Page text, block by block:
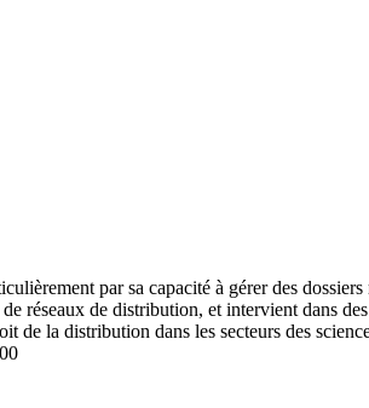
par sa capacité à gérer des
réseaux de distribution, et intervient dans
de la distribution dans les secteurs des